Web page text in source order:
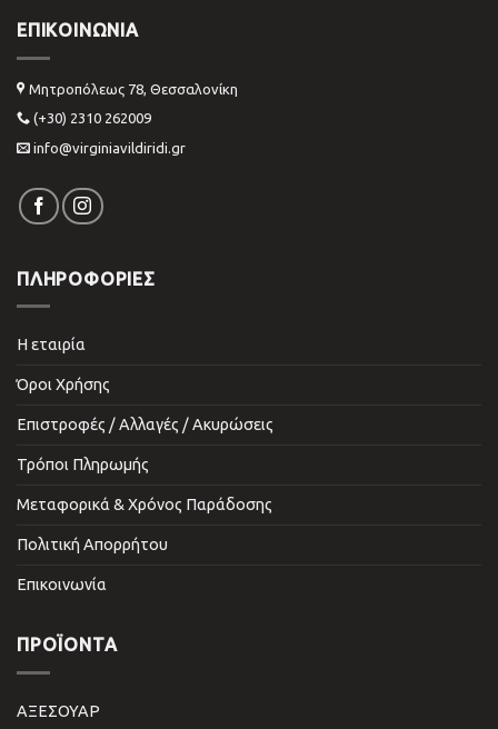
ΕΠΙΚΟΙΝΩΝΊΑ
Μητροπόλεως 78, Θεσσαλονίκη
(+30) 2310 262009
info@virginiavildiridi.gr
ΠΛΗΡΟΦΟΡΙΕΣ
Η εταιρία
Όροι Χρήσης
Επιστροφές / Αλλαγές / Ακυρώσεις
Τρόποι Πληρωμής
Μεταφορικά & Χρόνος Παράδοσης
Πολιτική Απορρήτου
Επικοινωνία
ΠΡΟΪΌΝΤΑ
ΑΞΕΣΟΥΑΡ